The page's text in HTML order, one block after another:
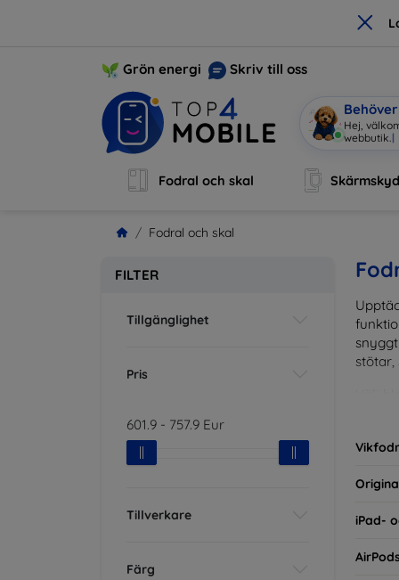
×
Grön energi Skriv till oss
Hej,
webbutik. |
Fodral och skal
Fodral och skal
FILTER
Tillgänglighet
Pris
601.9 - 757.9 Eur
Tillverkare
Färg
stötar,
inte
eller
iPad-
AirPods